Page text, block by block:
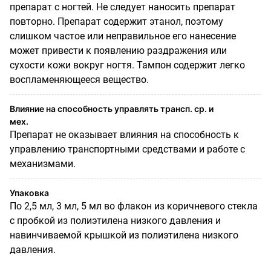
препарат с ногтей. Не следует наносить препарат
повторно. Препарат содержит этанол, поэтому
слишком частое или неправильное его нанесение
может привести к появлению раздражения или
сухости кожи вокруг ногтя. Тампон содержит легко
воспламеняющееся вещество.
Влияние на способность управлять трансп. ср. и
мех.
Препарат не оказывает влияния на способность к
управлению транспортными средствами и работе с
механизмами.
Упаковка
По 2,5 мл, 3 мл, 5 мл во флакон из коричневого стекла
с пробкой из полиэтилена низкого давления и
навинчиваемой крышкой из полиэтилена низкого
давления.